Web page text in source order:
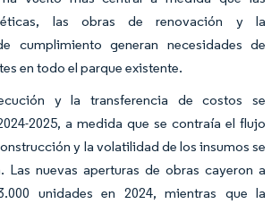
las obras de renovación y la
cumplimiento generan necesidades de
en todo el parque existente.
y la transferencia de costos se
2025, a medida que se contraía el flujo
y la volatilidad de los insumos se
Las nuevas aperturas de obras cayeron a
unidades en 2024, mientras que la